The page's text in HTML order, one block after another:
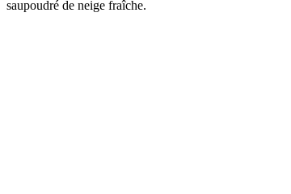
saupoudré de neige fraîche.